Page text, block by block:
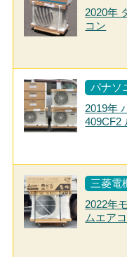
2020年
コン
パナソ
2019年
409CF2
三菱電
2022年
ムエア